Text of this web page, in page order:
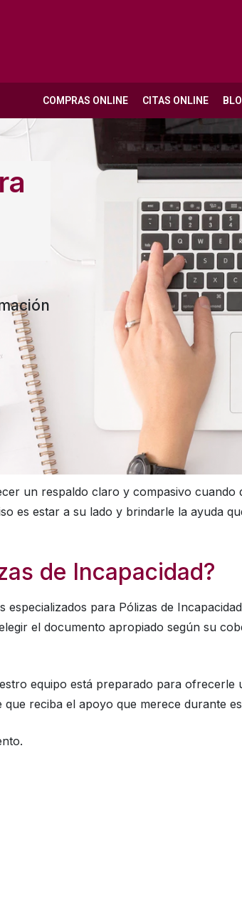
COMPRAS ONLINE CITAS ONLINE
un respaldo claro y compasivo cuando
es estar a su lado y brindarle la ayuda
de Incapacidad?
para Pólizas de
el documento apropiado según su
equipo está preparado para ofrecerle
reciba el apoyo que merece durante